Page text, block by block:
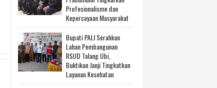
Profesionalisme dan
Kepercayaan Masyarakat
Bupati PALI Serahkan
Lahan Pembangunan
RSUD Talang Ubi,
Buktikan Janji Tingkatkan
Layanan Kesehatan